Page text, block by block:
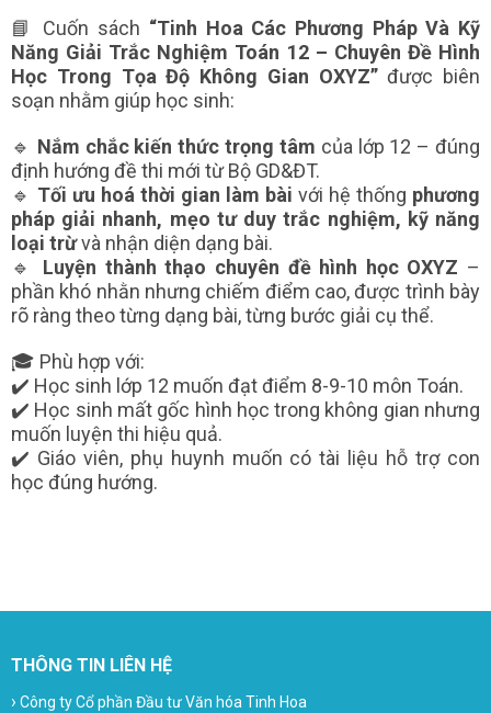
📘 Cuốn sách “Tinh Hoa Các Phương Pháp Và Kỹ
Năng Giải Trắc Nghiệm Toán 12 – Chuyên Đề Hình
Học Trong Tọa Độ Không Gian OXYZ”được biên
soạn nhằm giúp học sinh:
🔹 Nắm chắc kiến thức trọng tâm của lớp 12 – đúng
định hướng đề thi mới từ Bộ GD&ĐT.
🔹 Tối ưu hoá thời gian làm bài với hệ thống phương
pháp giải nhanh, mẹo tư duy trắc nghiệm, kỹ năng
loại trừvà nhận diện dạng bài.
🔹 Luyện thành thạo chuyên đề hình học OXYZ –
phần khó nhằn nhưng chiếm điểm cao, được trình bày
rõ ràng theo từng dạng bài, từng bước giải cụ thể.
🎓 Phù hợp với:
✔️ Học sinh lớp 12 muốn đạt điểm 8-9-10 môn Toán.
✔️ Học sinh mất gốc hình học trong không gian nhưng
muốn luyện thi hiệu quả.
✔️ Giáo viên, phụ huynh muốn có tài liệu hỗ trợ con
học đúng hướng.
THÔNG TIN LIÊN HỆ
› Công ty Cổ phần Đầu tư Văn hóa Tinh Hoa